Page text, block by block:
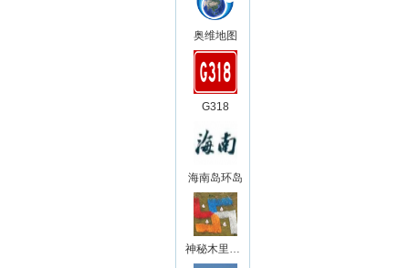
奥维地图
G318
海南岛环岛
神秘木里王国